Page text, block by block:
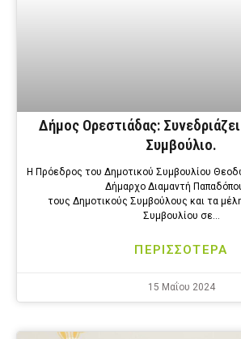
Δήμος Ορεστιάδας:
Συμβούλιο.
Η Πρόεδρος του Δημοτικού Συμβουλίου
Δήμαρχο Διαμαντή
τους Δημοτικούς Συμβούλους και τα
Συμβουλίου σε…
ΠΕΡΙΣΣΟΤΕΡΑ
15 Μαΐου 2024